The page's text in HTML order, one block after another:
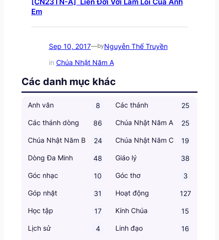
[CN23TN-A] Liên Đới Với Lầm Lỗi Của Anh
Em
Sep 10, 2017—byNguyễn Thế Truyền
in Chúa Nhật Năm A
Các danh mục khác
Anh văn 8 Các thánh 25
Các thánh dòng 86 Chúa Nhật Năm A 25
Chúa Nhật Năm B 24 Chúa Nhật Năm C 19
Dòng Đa Minh 48 Giáo lý 38
Góc nhạc 10 Góc thơ 3
Góp nhặt 31 Hoạt động 127
Học tập 17 Kính Chúa 15
Lịch sử 4 Linh đạo 16